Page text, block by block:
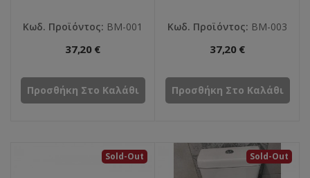
Κωδ. Προϊόντος: ΒΜ-001
37,20 €
Προσθήκη Στο Καλάθι
Κωδ. Προϊόντος: ΒΜ-003
37,20 €
Προσθήκη Στο Καλάθι
Sold-Out Sold-Out